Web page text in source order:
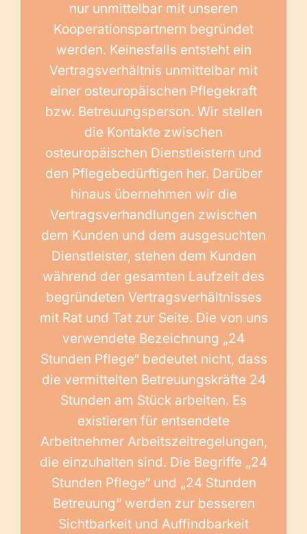
nur unmittelbar mit unseren
Kooperationspartnern begründet
werden. Keinesfalls entsteht ein
Vertragsverhältnis unmittelbar mit
einer osteuropäischen Pflegekraft
bzw. Betreuungsperson. Wir stellen
die Kontakte zwischen
osteuropäischen Dienstleistern und
den Pflegebedürftigen her. Darüber
hinaus übernehmen wir die
Vertragsverhandlungen zwischen
dem Kunden und dem ausgesuchten
Dienstleister, stehen dem Kunden
während der gesamten Laufzeit des
begründeten Vertragsverhältnisses
mit Rat und Tat zur Seite. Die von uns
verwendete Bezeichnung „24
Stunden Pflege“ bedeutet nicht, dass
die vermittelten Betreuungskräfte 24
Stunden am Stück arbeiten. Es
existieren für entsendete
Arbeitnehmer Arbeitszeitregelungen,
die einzuhalten sind. Die Begriffe „24
Stunden Pflege“ und „24 Stunden
Betreuung“ werden zur besseren
Sichtbarkeit und Auffindbarkeit